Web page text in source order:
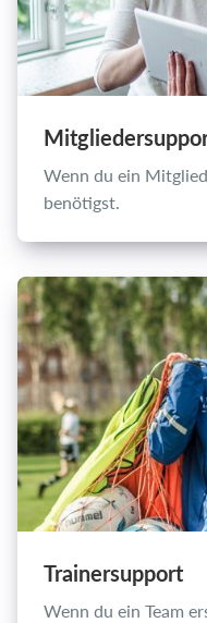
Wenn du ein
benötigst.
Trainersupport
Wenn du ein Team